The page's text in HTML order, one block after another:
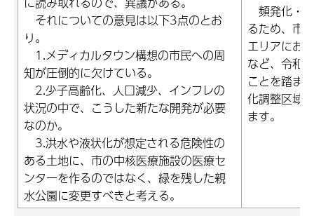
それについての意見は以下3点のとお
り。
1.メディカルタウン構想の市民への周
知が圧倒的に欠けている。
2.少子高齢化、人口減少、インフレの
状況の中で、こうした新たな開発が必要
なのか。
3.洪水や液状化が想定される危険性の
ある土地に、市の中核医療施設の医療セ
ンターを作るのではなく、緑を残した親
水公園に変更すべきと考える。
頻発化・
るため、市
エリアにお
など、令和
ことを踏ま
化調整区域
ます。